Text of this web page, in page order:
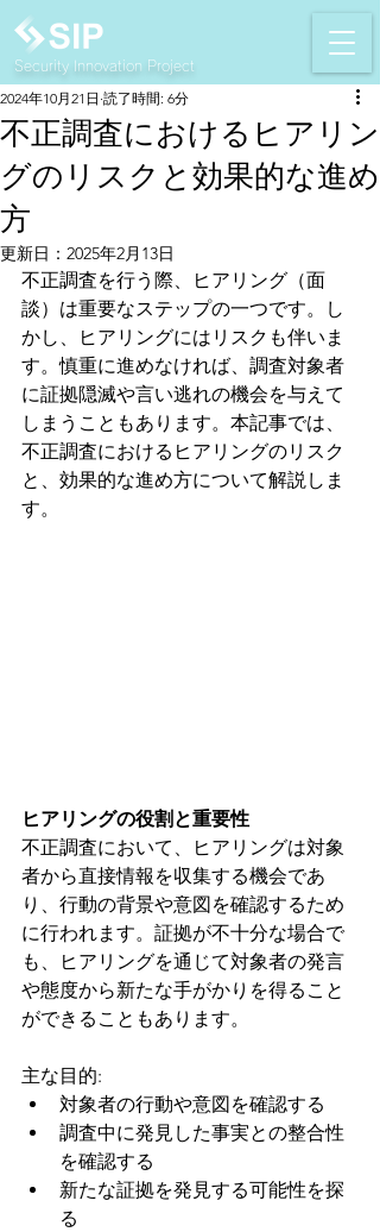
Security Innovation Project
不正調査におけるヒアリン
グのリスクと効果的な進め
方
2024年10月21日 読了時間: 6分
更新日： 2025年2月13日
不正調査を行う際、ヒアリング（面
談）は重要なステップの一つです。し
かし、ヒアリングにはリスクも伴いま
す。慎重に進めなければ、調査対象者
に証拠隠滅や言い逃れの機会を与えて
しまうこともあります。本記事では、
不正調査におけるヒアリングのリスク
と、効果的な進め方について解説しま
す。
ヒアリングの役割と重要性
不正調査において、ヒアリングは対象
者から直接情報を収集する機会であ
り、行動の背景や意図を確認するため
に行われます。証拠が不十分な場合で
も、ヒアリングを通じて対象者の発言
や態度から新たな手がかりを得ること
ができることもあります。
主な目的:
対象者の行動や意図を確認する
調査中に発見した事実との整合性
を確認する
新たな証拠を発見する可能性を探
る